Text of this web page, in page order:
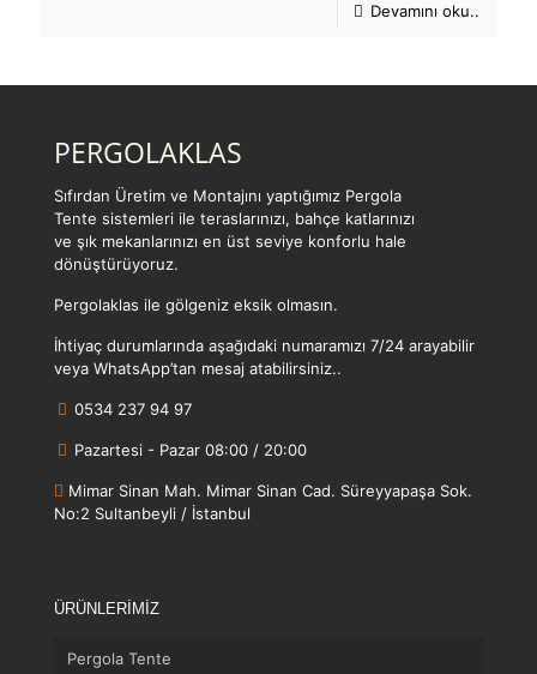
Devamını oku..
PERGOLAKLAS
Sıfırdan Üretim ve Montajını yaptığımız Pergola
Tente sistemleri ile teraslarınızı, bahçe katlarınızı
ve şık mekanlarınızı en üst seviye konforlu hale
dönüştürüyoruz.
Pergolaklas ile gölgeniz eksik olmasın.
İhtiyaç durumlarında aşağıdaki numaramızı 7/24 arayabilir
veya WhatsApp’tan mesaj atabilirsiniz..
0534 237 94 97
Pazartesi - Pazar 08:00 / 20:00
Mimar Sinan Mah. Mimar Sinan Cad. Süreyyapaşa Sok.
No:2 Sultanbeyli / İstanbul
ÜRÜNLERİMİZ
Pergola Tente